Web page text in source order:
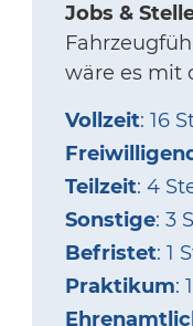
Jobs &
wäre es mit
Vollzeit: 16
Teilzeit: 4
Sonstige: 3
Befristet: 1
Praktikum: